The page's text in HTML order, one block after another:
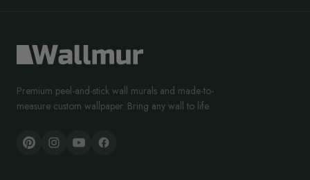
Premium peel-and-stick wall murals and made-to-
measure custom wallpaper. Bring any wall to life.